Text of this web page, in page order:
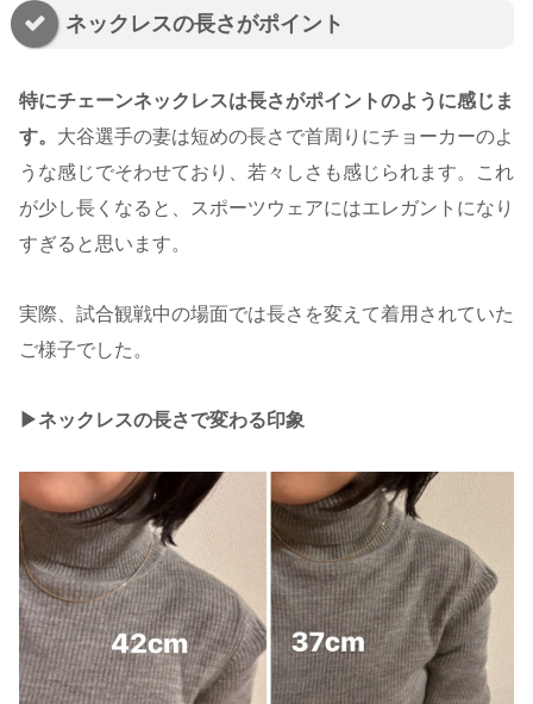
ネックレスの長さがポイント
特にチェーンネックレスは長さがポイントのように感じま
す。 大谷選手の妻は短めの長さで首周りにチョーカーのよ
うな感じでそわせており、若々しさも感じられます。これ
が少し長くなると、スポーツウェアにはエレガントになり
すぎると思います。
実際、試合観戦中の場面では長さを変えて着用されていた
ご様子でした。
▶︎ネックレスの長さで変わる印象